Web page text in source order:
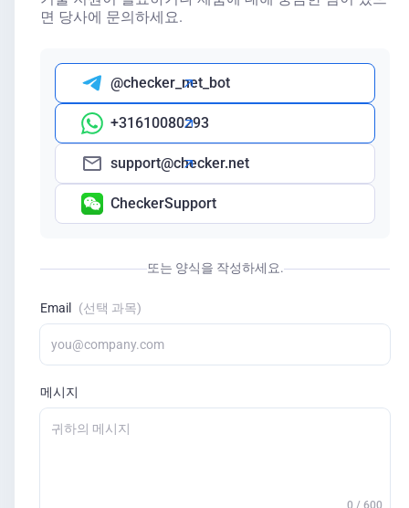
면 당사에 문의하세요.
@checker_net_bot
+31610080293
support@checker.net
CheckerSupport
또는 양식을 작성하세요.
Email (선택 과목)
메시지
0 / 600